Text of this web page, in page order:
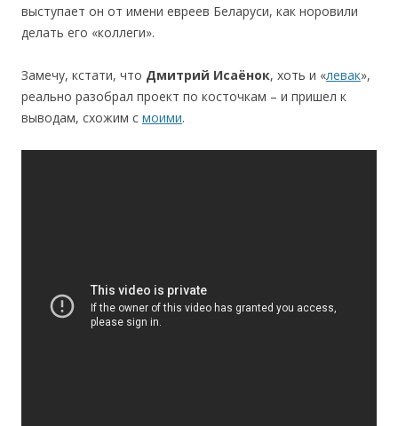
выступает он от имени евреев Беларуси, как норовили
делать его «коллеги».
Замечу, кстати, что Дмитрий Исаёнок, хоть и «левак»,
реально разобрал проект по косточкам – и пришел к
выводам, схожим с моими.